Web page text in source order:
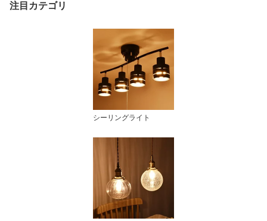
注目カテゴリ
シーリングライト